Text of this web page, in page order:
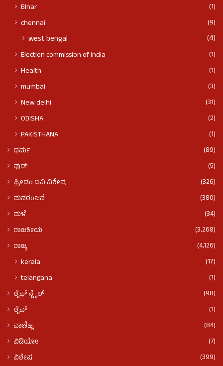
BIhar
(1)
chennai
(9)
west bengal (4)
Election commission of India
(1)
Health
(1)
mumbai
(3)
New delhi
(31)
ODISHA
(2)
PAKISTHANA
(1)
ಧರ್ಮ
(89)
ಫುಡ್​​
(5)
ಫ್ರೀಡಂ ಟಿವಿ ವಿಶೇಷ
(326)
ಮನರಂಜನೆ
(380)
ಮಳೆ
(34)
ರಾಜಕೀಯ
(3,268)
ರಾಜ್ಯ
(4,126)
kerala
(17)
telangana
(1)
ಲೈಫ್ ಸ್ಟೈಲ್
(98)
ಲೈವ್
(1)
ವಾಣಿಜ್ಯ
(84)
ವಿಡಿಯೋ
(7)
ವಿಶೇಷ
(399)